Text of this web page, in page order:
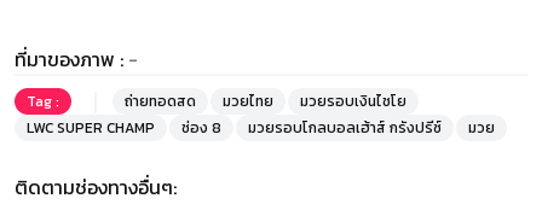
ที่มาของภาพ : -
Tag : ถ่ายทอดสด มวยไทย
มวยรอบเงินไชโย
LWC SUPER CHAMP
ช่อง 8 มวยรอบโกลบอลเฮ้าส์ กรังปรีซ์ มวย
ติดตามช่องทางอื่นๆ: